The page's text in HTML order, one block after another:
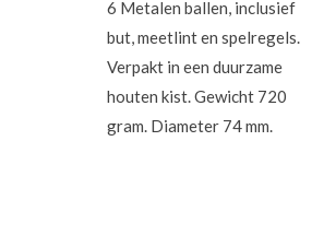
6 Metalen ballen, inclusief
but, meetlint en spelregels.
Verpakt in een duurzame
houten kist. Gewicht 720
gram. Diameter 74 mm.